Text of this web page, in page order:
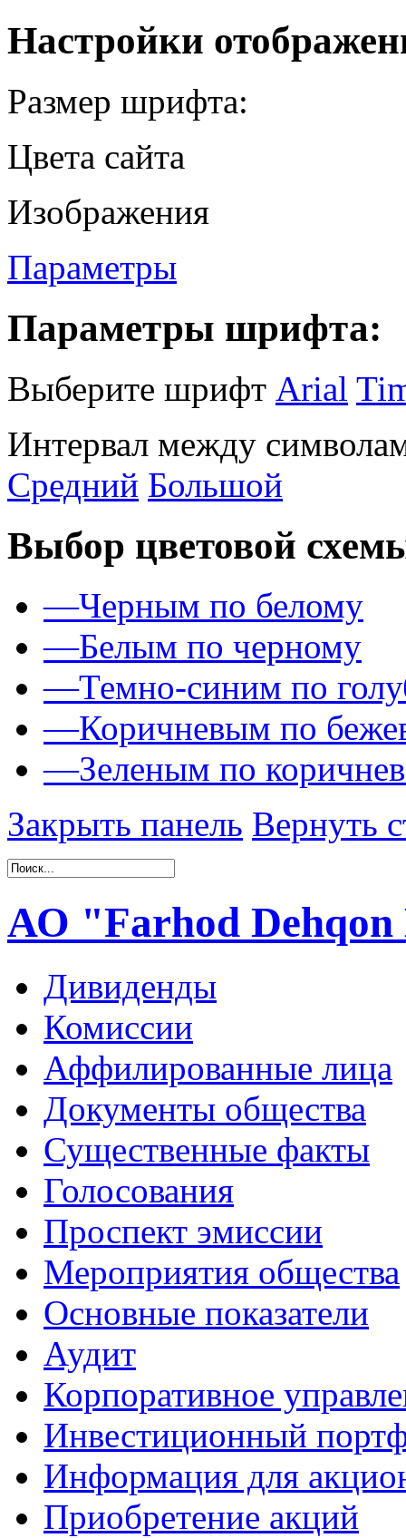
Настройки
Размер шрифта:
Цвета сайта
Изображения
Параметры
Параметры шрифта:
Выберите шрифт Arial
Интервал между
Средний Большой
Выбор цветовой
—Черным по белому
—Белым по черному
—Темно-синим по
—Коричневым по
—Зеленым по
Закрыть панель Вернуть
АО "Farhod
Дивиденды
Комиссии
Аффилированные лица
Документы общества
Существенные факты
Голосования
Проспект эмиссии
Мероприятия общества
Основные показатели
Аудит
Корпоративное
Инвестиционный
Информация для
Приобретение акций